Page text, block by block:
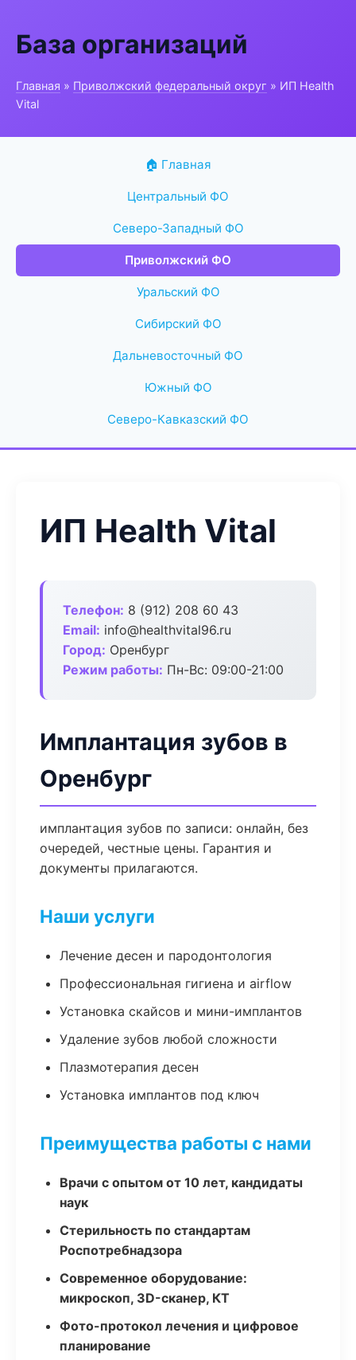
База организаций
Главная » Приволжский федеральный округ » ИП Health
Vital
🏠 Главная
Центральный ФО
Северо-Западный ФО
Приволжский ФО
Уральский ФО
Сибирский ФО
Дальневосточный ФО
Южный ФО
Северо-Кавказский ФО
ИП Health Vital
Телефон: 8 (912) 208 60 43
Email: info@healthvital96.ru
Город: Оренбург
Режим работы: Пн-Вс: 09:00-21:00
Имплантация зубов в
Оренбург
имплантация зубов по записи: онлайн, без
очередей, честные цены. Гарантия и
документы прилагаются.
Наши услуги
Лечение десен и пародонтология
Профессиональная гигиена и airflow
Установка скайсов и мини-имплантов
Удаление зубов любой сложности
Плазмотерапия десен
Установка имплантов под ключ
Преимущества работы с нами
Врачи с опытом от 10 лет, кандидаты
наук
Стерильность по стандартам
Роспотребнадзора
Современное оборудование:
микроскоп, 3D-сканер, КТ
Фото-протокол лечения и цифровое
планирование